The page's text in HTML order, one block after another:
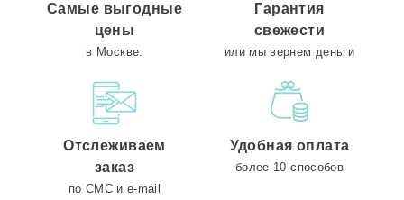
Самые выгодные
цены
в Москве.
Гарантия
свежести
или мы вернем деньги
Отслеживаем
заказ
по СМС и e-mail
Удобная оплата
более 10 способов